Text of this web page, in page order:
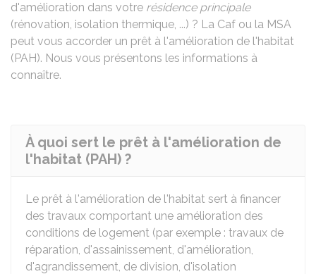
d'amélioration dans votre résidence principale
(rénovation, isolation thermique, ...) ? La Caf ou la MSA
peut vous accorder un prêt à l'amélioration de l'habitat
(PAH). Nous vous présentons les informations à
connaître.
À quoi sert le prêt à l'amélioration de
l'habitat (PAH) ?
Le prêt à l'amélioration de l'habitat sert à financer
des travaux comportant une amélioration des
conditions de logement (par exemple : travaux de
réparation, d'assainissement, d'amélioration,
d'agrandissement, de division, d'isolation